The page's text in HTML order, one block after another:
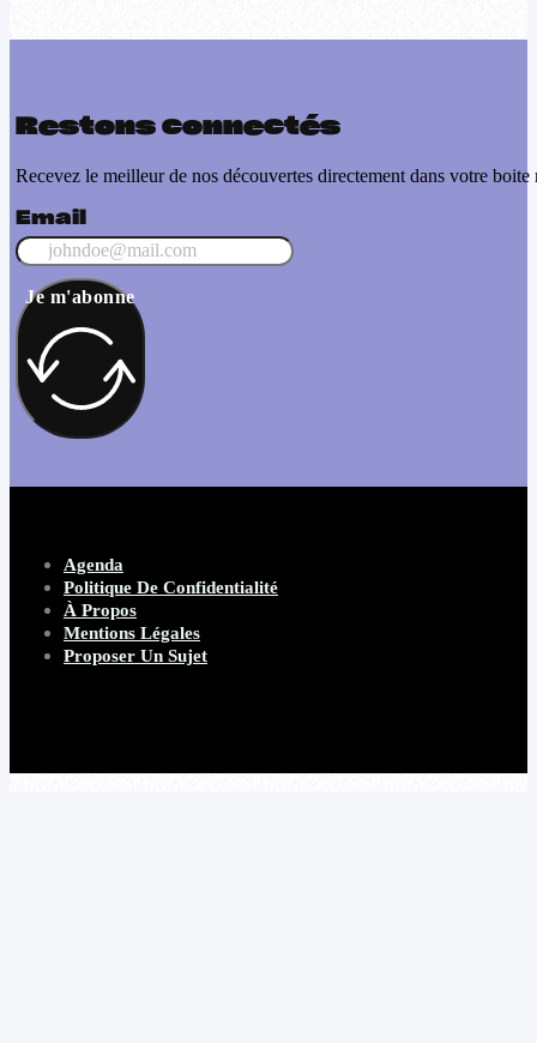
Restons connectés
Recevez le meilleur de nos découvertes directement dans votre boite
Email
Je m'abonne
Agenda
Politique De Confidentialité
À Propos
Mentions Légales
Proposer Un Sujet